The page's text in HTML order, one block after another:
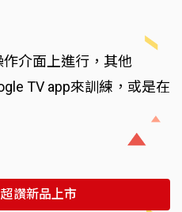
介面上進行，其他
TV app來訓練，或是在
讚新品上市